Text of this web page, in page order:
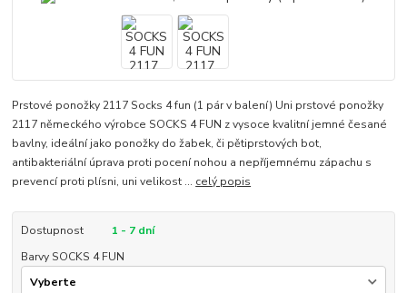
Prstové ponožky 2117 Socks 4 fun (1 pár v balení) Uni prstové ponožky
2117 německého výrobce SOCKS 4 FUN z vysoce kvalitní jemné česané
bavlny, ideální jako ponožky do žabek, či pětiprstových bot,
antibakteriální úprava proti pocení nohou a nepříjemnému zápachu s
prevencí proti plísni, uni velikost ... celý popis
Dostupnost
1 - 7 dní
Barvy SOCKS 4 FUN